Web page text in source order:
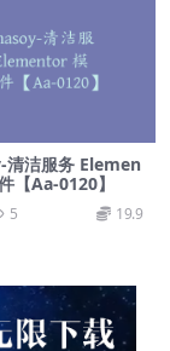
清洁服务 Elemen
【Aa-0120】
5 19.9